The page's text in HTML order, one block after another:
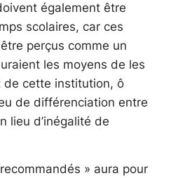
également être
scolaires, car ces
perçus comme un
les moyens de les
de cette institution, ô
de différenciation entre
lieu d’inégalité de
» aura pour